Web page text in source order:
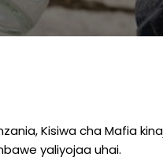
Kisiwa cha Mafia
yaliyojaa uhai.